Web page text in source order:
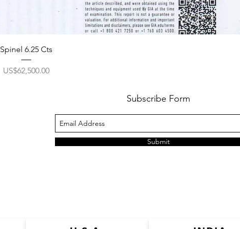
Spinel 6.25 Cts
ราคา
US$62,500.00
Subscribe Form
Submit